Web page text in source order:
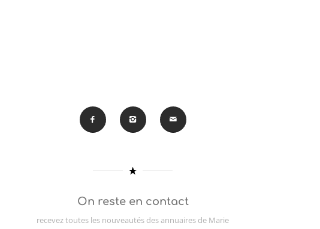
On reste en contact
recevez toutes les nouveautés des annuaires de Marie